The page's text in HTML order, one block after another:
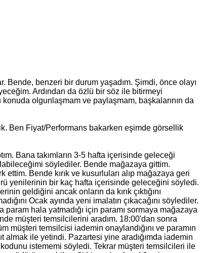
Bende, benzeri bir durum yaşadım. Şimdi, önce olayı
Ardından da özlü bir söz ile bitirmeyi
olgunlaşmam ve paylaşmam, başkalarının da
Ben Fiyat/Performans bakarken eşimde görsellik
Bana takımların 3-5 hafta içerisinde geleceği
söylediler. Bende mağazaya gittim.
Bende kırık ve kusurluları alıp mağazaya geri
yenilerinin bir kaç hafta içerisinde geleceğini söyledi.
geldiğini ancak onların da kırık çıktığını
Ocak ayında yeni imalatın çıkacağını söylediler.
hala yatmadığı için paramı sormaya mağazaya
müşteri temsilcilerini aradım. 18:00'dan sonra
müşteri temsilcisi iademin onaylandığını ve paramın
ile yetindi. Pazartesi yine aradığımda iademin
kodunu istememi söyledi. Tekrar müşteri temsilcileri ile